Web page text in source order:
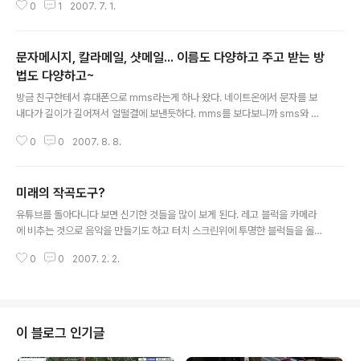
사려고 했었다는 둥 난리가 난 걸 보니 다시 한번 아이폰이 왜 그리 난리인지 묻
일어나는 특별한 상황 같기도 하지만, 그건 제쳐 놓고라도 그냥 스티브 잡스의
키노트 장면만을 보고 나도 쏙 빠졌다고나 할까? 일단, 그래픽 인터페이스의 화
려함을 뽑지 않을 수 없다. 화려하다는 말로는 표현이 좀 부족한 듯 한다. 좀 구
체적으로 들어가자..
0 1 2007. 7. 1.
문자메시지, 칼라메일, 샷메일... 이름도 다양하고 주고 받는 방
법도 다양하고~
방금 친구한테서 휴대폰으로 mms라는게 하나 왔다. 네이트온에서 문자를 보
내다가 길이가 길어져서 얼떨결에 보낸듯하다. mms를 보다보니까 sms와 m
블로그를 통해서나마 분풀이를 해보고자 한다. 물론 만드신 분들은 악의는 없었
되었기 때문에 이꼴로 된건 알지만 그게 그래야만 하는 이유는 아니라고 본다.
기술적으로 절대 두가지 메일을 통합할수 없기 때문에 이렇게 되었을까? 그건
아니다. 문자메시지시스템을 이 꼴로 당시에 만들던 담당자 개인의 당시의 능력
0 0 2007. 8. 8.
미래의 작곡도구?
유튜브를 돌아다니다 보면 신기한 것들을 많이 보게 된다. 레고 블럭을 카메라
에 비추는 것으로 음악을 만들기도 하고 터치 스크린위에 투명한 블럭들을 올려
위 장치는 스페인 바르셀로나의 모 대학의 팀(http://mtg.upf.edu/reactabl
사실 다 보기에는 시간이 모자랄 정도로 많아서 몇개 보다가 말았다 --;
0 0 2007. 2. 2.
이 블로그 인기글